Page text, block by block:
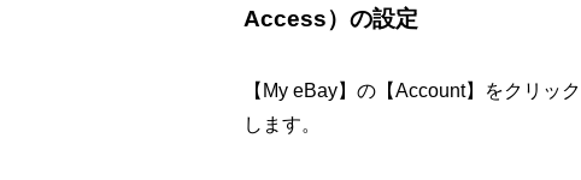
Access）の設定
【My eBay】の【Account】をクリッ
します。